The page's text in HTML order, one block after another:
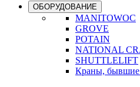
ОБОРУДОВАНИЕ
MANITOWOC
GROVE
POTAIN
NATIONAL
SHUTTLELIFT
Краны, бывшие